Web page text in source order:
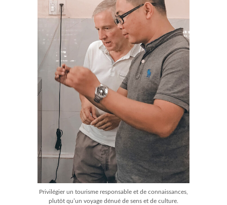
Privilégier un tourisme responsable et de connaissances,
plutôt qu’un voyage dénué de sens et de culture.